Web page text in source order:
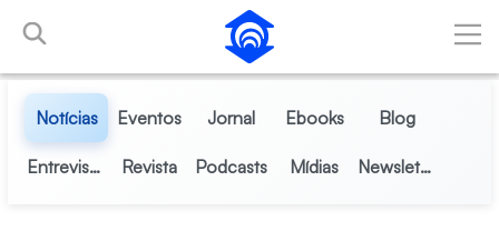
Pular para o Conteúdo principal
Notícias Eventos Jornal Ebooks Blog
Entrevistas Revista Podcasts Mídias Newsletter